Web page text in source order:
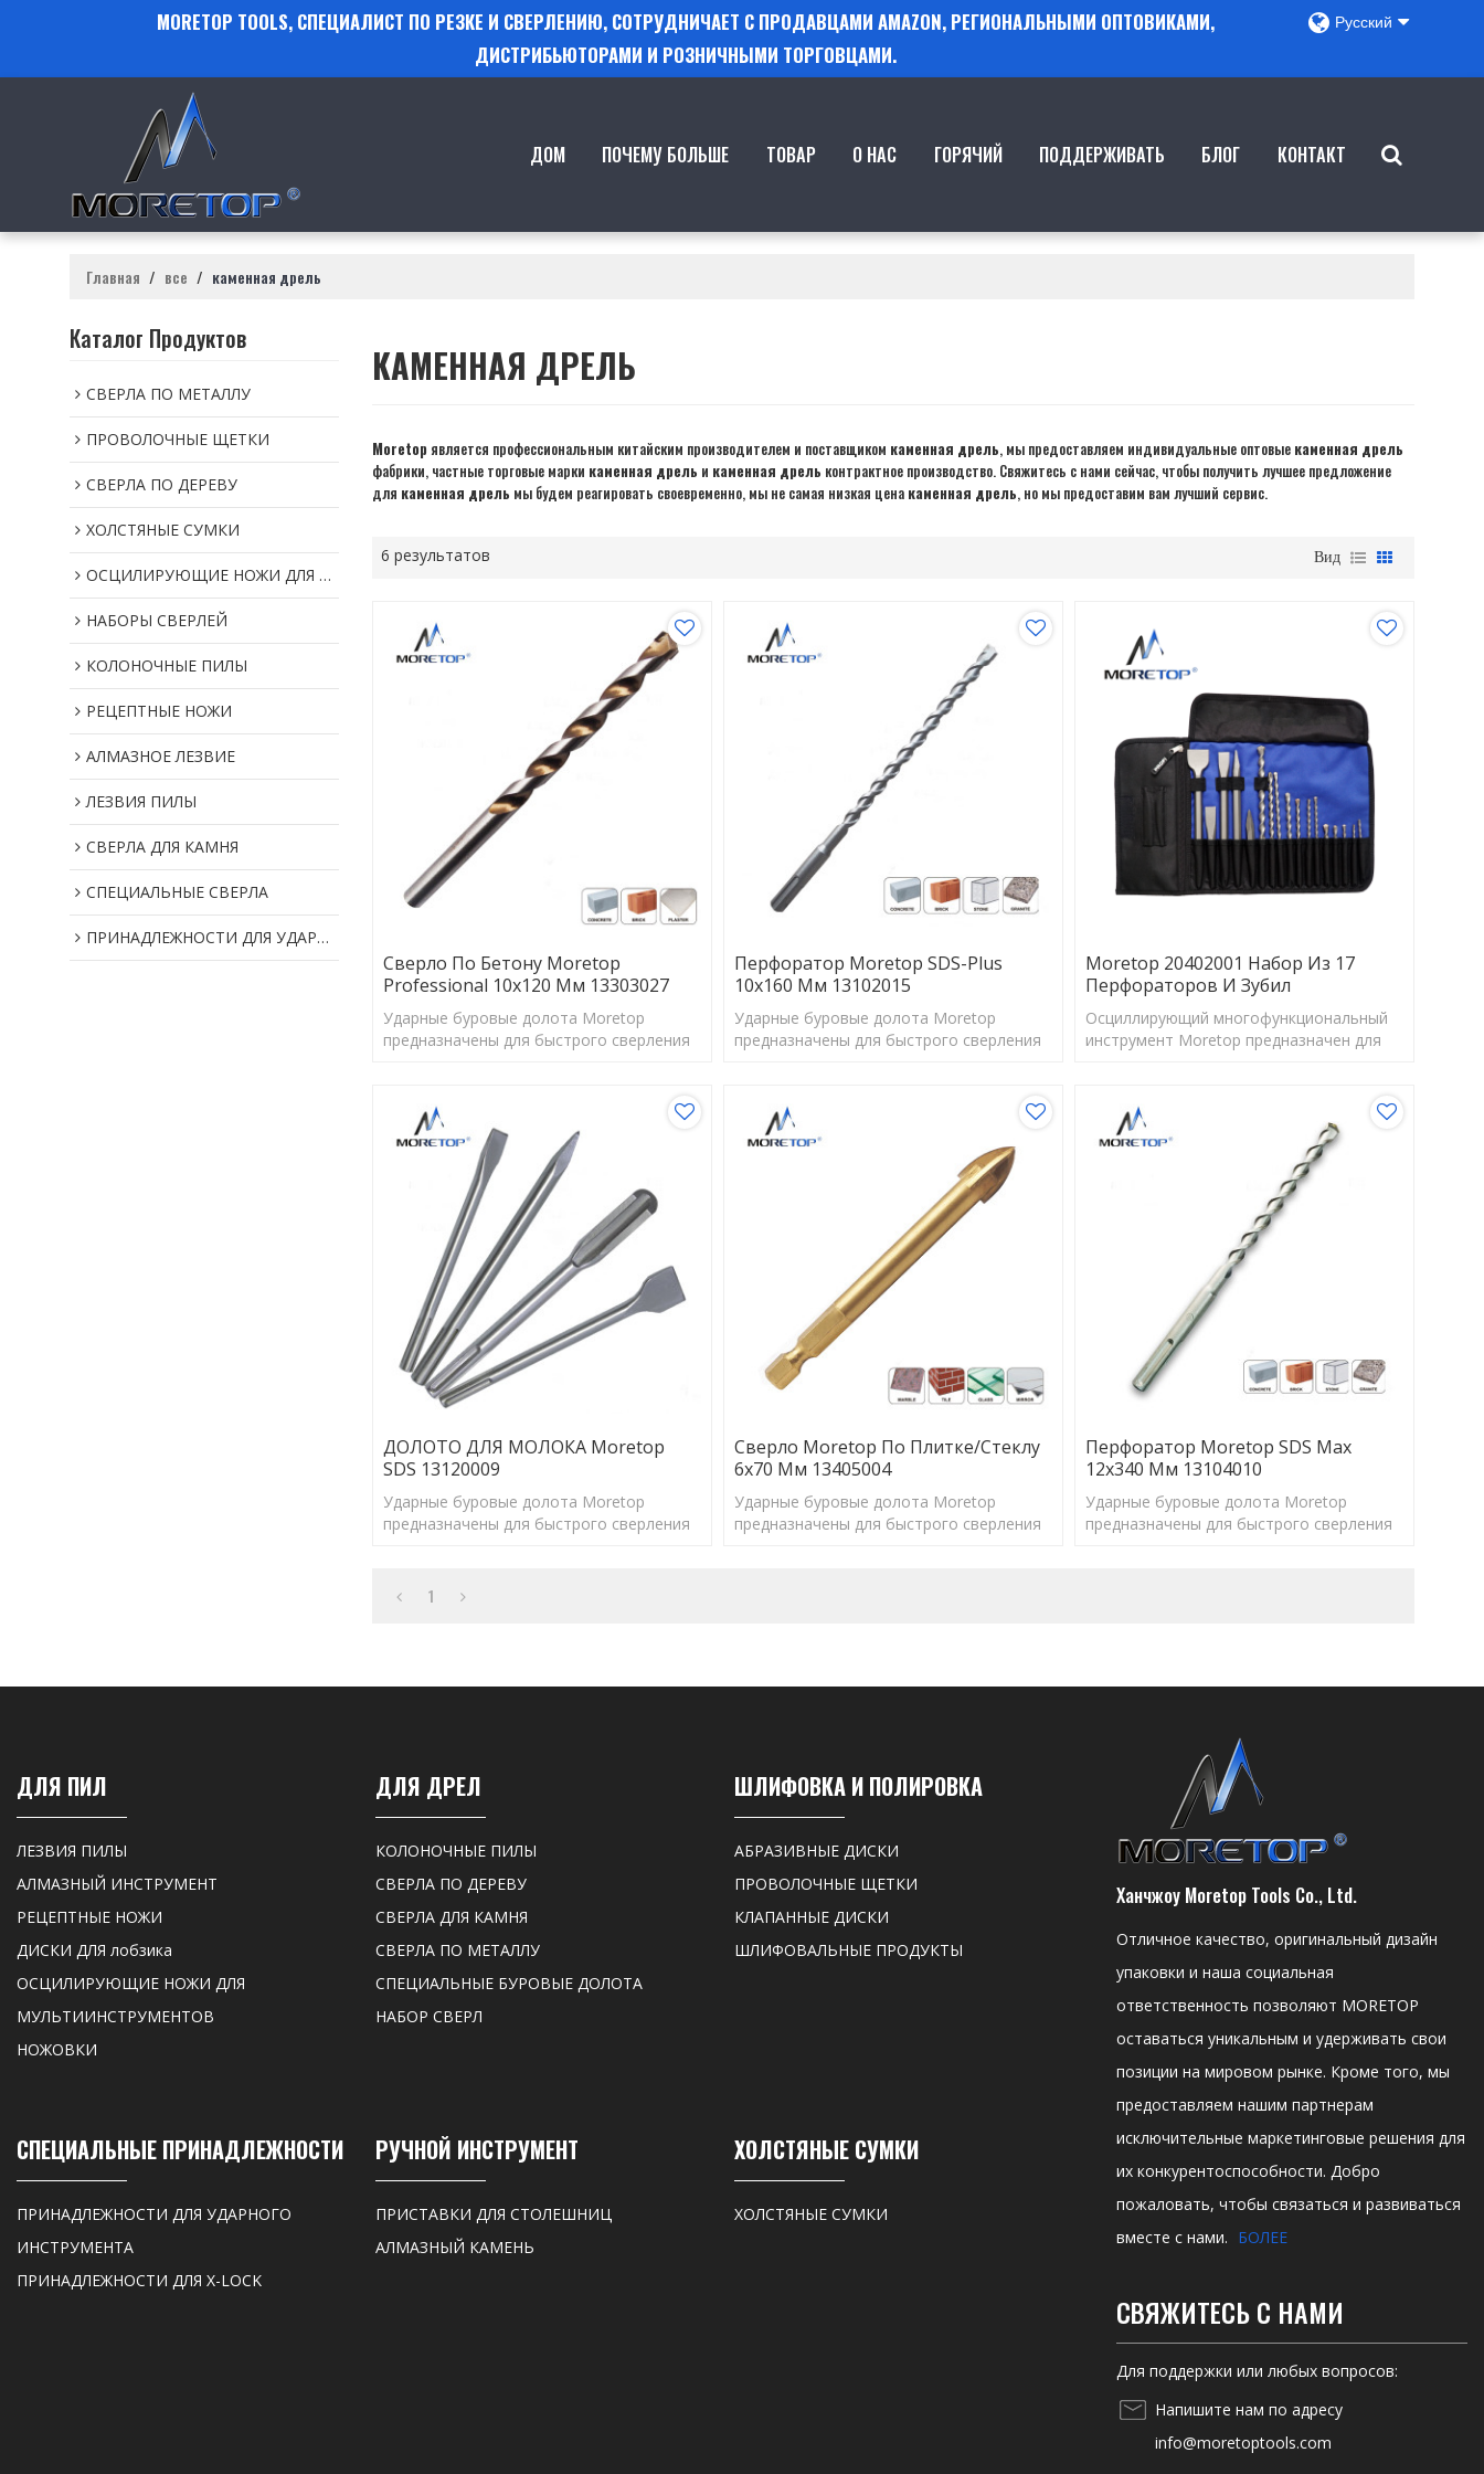
MORETOP TOOLS, СПЕЦИАЛИСТ ПО РЕЗКЕ И СВЕРЛЕНИЮ, СОТРУДНИЧАЕТ С ПРОДАВЦАМИ AMAZON, РЕГИОНАЛЬНЫМИ ОПТОВИКАМИ,
ДИСТРИБЬЮТОРАМИ И РОЗНИЧНЫМИ ТОРГОВЦАМИ.
Русский
ДОМ ПОЧЕМУ БОЛЬШЕ ТОВАР О НАС ГОРЯЧИЙ ПОДДЕРЖИВАТЬ БЛОГ КОНТАКТ
Главная / все / каменная дрель
Каталог Продуктов
СВЕРЛА ПО МЕТАЛЛУ
ПРОВОЛОЧНЫЕ ЩЕТКИ
СВЕРЛА ПО ДЕРЕВУ
ХОЛСТЯНЫЕ СУМКИ
ОСЦИЛИРУЮЩИЕ НОЖИ ДЛЯ МУЛЬТИИНСТРУМЕНТОВ
НАБОРЫ СВЕРЛЕЙ
КОЛОНОЧНЫЕ ПИЛЫ
РЕЦЕПТНЫЕ НОЖИ
АЛМАЗНОЕ ЛЕЗВИЕ
ЛЕЗВИЯ ПИЛЫ
СВЕРЛА ДЛЯ КАМНЯ
СПЕЦИАЛЬНЫЕ СВЕРЛА
ПРИНАДЛЕЖНОСТИ ДЛЯ УДАРНОГО ИНСТРУМЕНТА
КАМЕННАЯ ДРЕЛЬ
Moretop является профессиональным китайским производителем и поставщиком каменная дрель, мы предоставляем индивидуальные оптовые каменная дрель
фабрики, частные торговые марки каменная дрель и каменная дрель контрактное производство. Свяжитесь с нами сейчас, чтобы получить лучшее предложение
для каменная дрель мы будем реагировать своевременно, мы не самая низкая цена каменная дрель, но мы предоставим вам лучший сервис.
6 результатов Вид
Сверло По Бетону Moretop
Professional 10x120 Мм 13303027
Ударные буровые долота Moretop
предназначены для быстрого сверления
анкеров.
Перфоратор Moretop SDS-Plus
10x160 Мм 13102015
Ударные буровые долота Moretop
предназначены для быстрого сверления
анкеров.
Moretop 20402001 Набор Из 17
Перфораторов И Зубил
Осциллирующий многофункциональный
инструмент Moretop предназначен для
шлифование.
ДОЛОТО ДЛЯ МОЛОКА Moretop
SDS 13120009
Ударные буровые долота Moretop
предназначены для быстрого сверления
анкеров.
Сверло Moretop По Плитке/стеклу
6x70 Мм 13405004
Ударные буровые долота Moretop
предназначены для быстрого сверления
Перфоратор Moretop SDS Max
12x340 Мм 13104010
Ударные буровые долота Moretop
предназначены для быстрого сверления
1
ДЛЯ ПИЛ
ЛЕЗВИЯ ПИЛЫ
АЛМАЗНЫЙ ИНСТРУМЕНТ
РЕЦЕПТНЫЕ НОЖИ
ДИСКИ ДЛЯ лобзика
ОСЦИЛИРУЮЩИЕ НОЖИ ДЛЯ
МУЛЬТИИНСТРУМЕНТОВ
НОЖОВКИ
ДЛЯ ДРЕЛ
КОЛОНОЧНЫЕ ПИЛЫ
СВЕРЛА ПО ДЕРЕВУ
СВЕРЛА ДЛЯ КАМНЯ
СВЕРЛА ПО МЕТАЛЛУ
СПЕЦИАЛЬНЫЕ БУРОВЫЕ ДОЛОТА
НАБОР СВЕРЛ
ШЛИФОВКА И ПОЛИРОВКА
АБРАЗИВНЫЕ ДИСКИ
ПРОВОЛОЧНЫЕ ЩЕТКИ
КЛАПАННЫЕ ДИСКИ
ШЛИФОВАЛЬНЫЕ ПРОДУКТЫ
СПЕЦИАЛЬНЫЕ ПРИНАДЛЕЖНОСТИ
ПРИНАДЛЕЖНОСТИ ДЛЯ УДАРНОГО
ИНСТРУМЕНТА
ПРИНАДЛЕЖНОСТИ ДЛЯ X-LOCK
РУЧНОЙ ИНСТРУМЕНТ
ПРИСТАВКИ ДЛЯ СТОЛЕШНИЦ
АЛМАЗНЫЙ КАМЕНЬ
ХОЛСТЯНЫЕ СУМКИ
ХОЛСТЯНЫЕ СУМКИ
Ханчжоу Moretop Tools Co., Ltd.
Отличное качество, оригинальный дизайн
упаковки и наша социальная
ответственность позволяют MORETOP
оставаться уникальным и удерживать свои
позиции на мировом рынке. Кроме того, мы
предоставляем нашим партнерам
исключительные маркетинговые решения для
их конкурентоспособности. Добро
пожаловать, чтобы связаться и развиваться
вместе с нами. БОЛЕЕ
СВЯЖИТЕСЬ С НАМИ
Для поддержки или любых вопросов:
Напишите нам по адресу
info@moretoptools.com